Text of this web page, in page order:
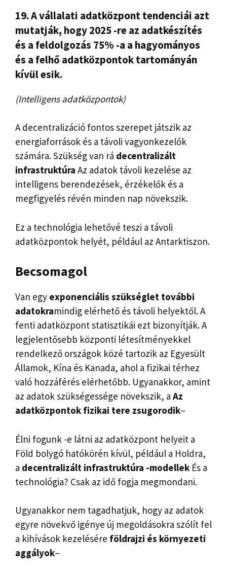
19. A vállalati adatközpont tendenciái azt
mutatják, hogy 2025 -re az adatkészítés
és a feldolgozás 75% -a a hagyományos
és a felhő adatközpontok tartományán
kívül esik.
(Intelligens adatközpontok)
A decentralizáció fontos szerepet játszik az
energiaforrások és a távoli vagyonkezelők
számára. Szükség van rá decentralizált
infrastruktúra Az adatok távoli kezelése az
intelligens berendezések, érzékelők és a
megfigyelés révén minden nap növekszik.
Ez a technológia lehetővé teszi a távoli
adatközpontok helyét, például az Antarktiszon.
Becsomagol
Van egy exponenciális szükséglet további
adatokramindig elérhető és távoli helyektől. A
fenti adatközpont statisztikái ezt bizonyítják. A
legjelentősebb központi létesítményekkel
rendelkező országok közé tartozik az Egyesült
Államok, Kína és Kanada, ahol a fizikai térhez
való hozzáférés elérhetőbb. Ugyanakkor, amint
az adatok szükségessége növekszik, a Az
adatközpontok fizikai tere zsugorodik–
Élni fogunk -e látni az adatközpont helyeit a
Föld bolygó hatókörén kívül, például a Holdra,
a decentralizált infrastruktúra -modellek És a
technológia? Csak az idő fogja megmondani.
Ugyanakkor nem tagadhatjuk, hogy az adatok
egyre növekvő igénye új megoldásokra szólít fel
a kihívások kezelésére földrajzi és környezeti
aggályok–